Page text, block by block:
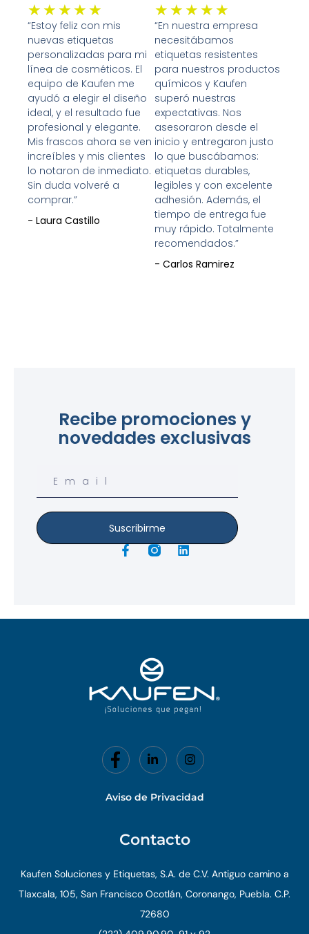
★ ★ ★ ★ ★ Valorado
con
5
de
5
“Estoy feliz con mis
nuevas etiquetas
personalizadas para mi
línea de cosméticos. El
equipo de Kaufen me
ayudó a elegir el diseño
ideal, y el resultado fue
profesional y elegante.
Mis frascos ahora se ven
increíbles y mis clientes
lo notaron de inmediato.
Sin duda volveré a
comprar.”
- Laura Castillo
★ ★ ★ ★ ★
con
5
de
5
“En nuestra empresa
necesitábamos
etiquetas resistentes
para nuestros productos
químicos y Kaufen
superó nuestras
expectativas. Nos
asesoraron desde el
inicio y entregaron justo
lo que buscábamos:
etiquetas durables,
legibles y con excelente
adhesión. Además, el
tiempo de entrega fue
muy rápido. Totalmente
recomendados.”
- Carlos Ramirez
Recibe promociones y
novedades exclusivas
Suscribirme
F
L
Aviso de Privacidad
Contacto
Kaufen Soluciones y Etiquetas, S.A. de C.V. Antiguo camino a
Tlaxcala, 105, San Francisco Ocotlán, Coronango, Puebla. C.P.
72680